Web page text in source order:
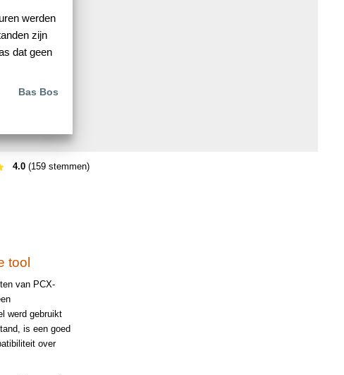
werden
zijn
dat geen
Bas Bos
4.0 (159 stemmen)
tool
van PCX-
werd gebruikt
is een goed
over